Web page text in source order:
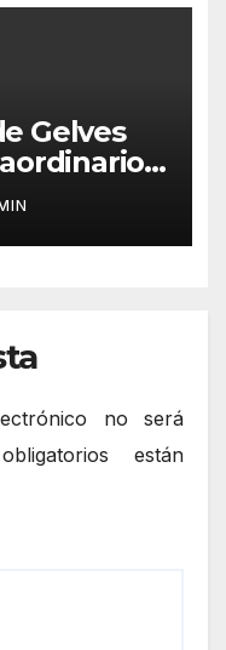
Gelves
el Aula
de
no será
están